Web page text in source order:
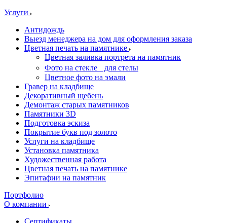
Услуги
Антидождь
Выезд менеджера на дом для оформления заказа
Цветная печать на памятнике
Цветная заливка портрета на памятник
Фото на стекле для стелы
Цветное фото на эмали
Гравер на кладбище
Декоративный щебень
Демонтаж старых памятников
Памятники 3D
Подготовка эскиза
Покрытие букв под золото
Услуги на кладбище
Установка памятника
Художественная работа
Цветная печать на памятнике
Эпитафии на памятник
Портфолио
О компании
Сертификаты